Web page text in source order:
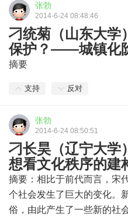
张勃
2014-6-24 08:48:46
刁统菊（山东大学
保护？——城镇化
摘要
支持 反对
张勃
2014-6-24 08:50:51
刁长昊（辽宁大学
想看文化秩序的建
摘要：相比于前代而言，宋
个社会发生了巨大的变化。
俗，由此产生了一些新的社